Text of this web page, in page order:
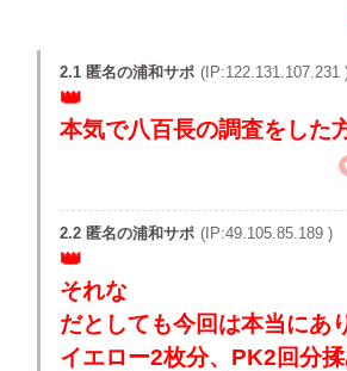
2.1 匿名の浦和サポ (IP:122.131.107.231
本気で八百長の調査をした
2.2 匿名の浦和サポ (IP:49.105.85.189 )
それな
だとしても今回は本当にあ
イエロー2枚分、PK2回分